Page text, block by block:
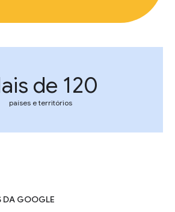
de 120
países e territórios
DA GOOGLE